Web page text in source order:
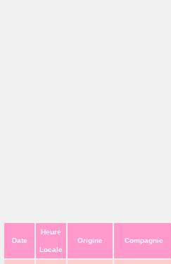
Date
Heure
Locale
Origine Compagnie